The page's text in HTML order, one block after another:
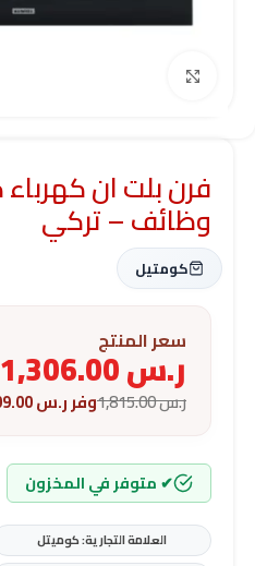
وظائف – تركي
كومتيل
سعر المنتج
ر.س
ر.س1,815.00 وفرر.س
✔ متوفر في المخزون
العلامة التجارية: كوميتل